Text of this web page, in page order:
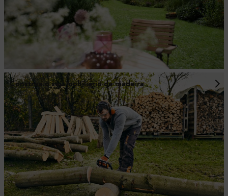
Construa o seu mobiliário de madeira